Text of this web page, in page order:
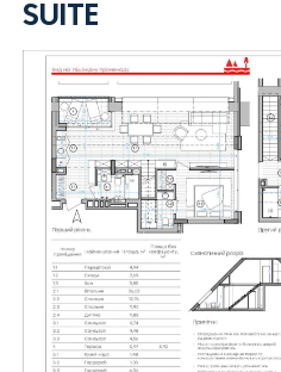
EN UA
Про Bukovel
Купити
Оренда
Події
Контакти
SUITE